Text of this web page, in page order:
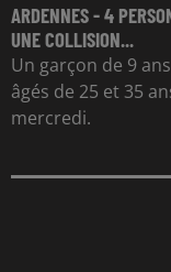
ARDENNES - 4
UNE COLLISION...
Un garçon de 9
âgés de 25 et 35
mercredi.